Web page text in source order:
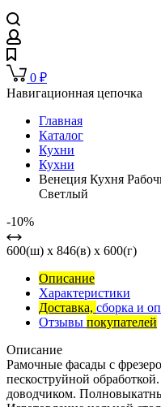
0 ₽
Навигационная цепочка
Главная
Каталог
Кухни
Кухни
Венеция Кухня
Светлый
-10%
600(ш) x 846(в) x 600(г)
Описание
Характеристики
Доставка, сборка и
Отзывы покупателей
Описание
Рамочные фасады с
пескоструйной
доводчиком.